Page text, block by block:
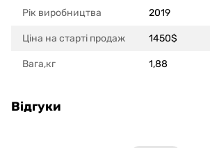
Рік виробництва 2019
Ціна на старті продаж 1450$
Вага,кг 1,88
Відгуки